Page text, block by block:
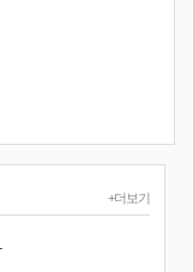
+더보기